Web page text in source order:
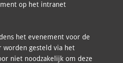
op het intranet
het evenement voor de
worden gesteld via het
niet noodzakelijk om deze